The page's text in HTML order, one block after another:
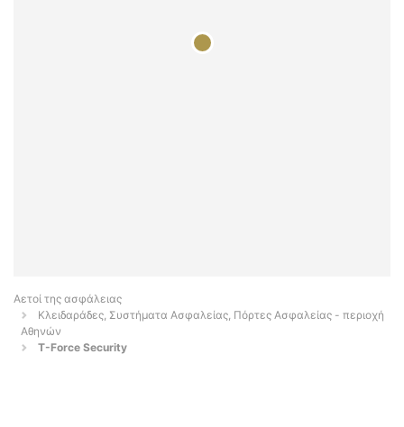
Αετοί της ασφάλειας
Κλειδαράδες, Συστήματα Ασφαλείας, Πόρτες Ασφαλείας - περιοχή
Αθηνών
T-Force Security